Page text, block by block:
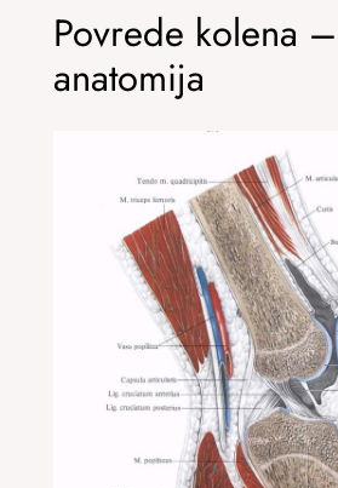
Povrede kolena –
anatomija